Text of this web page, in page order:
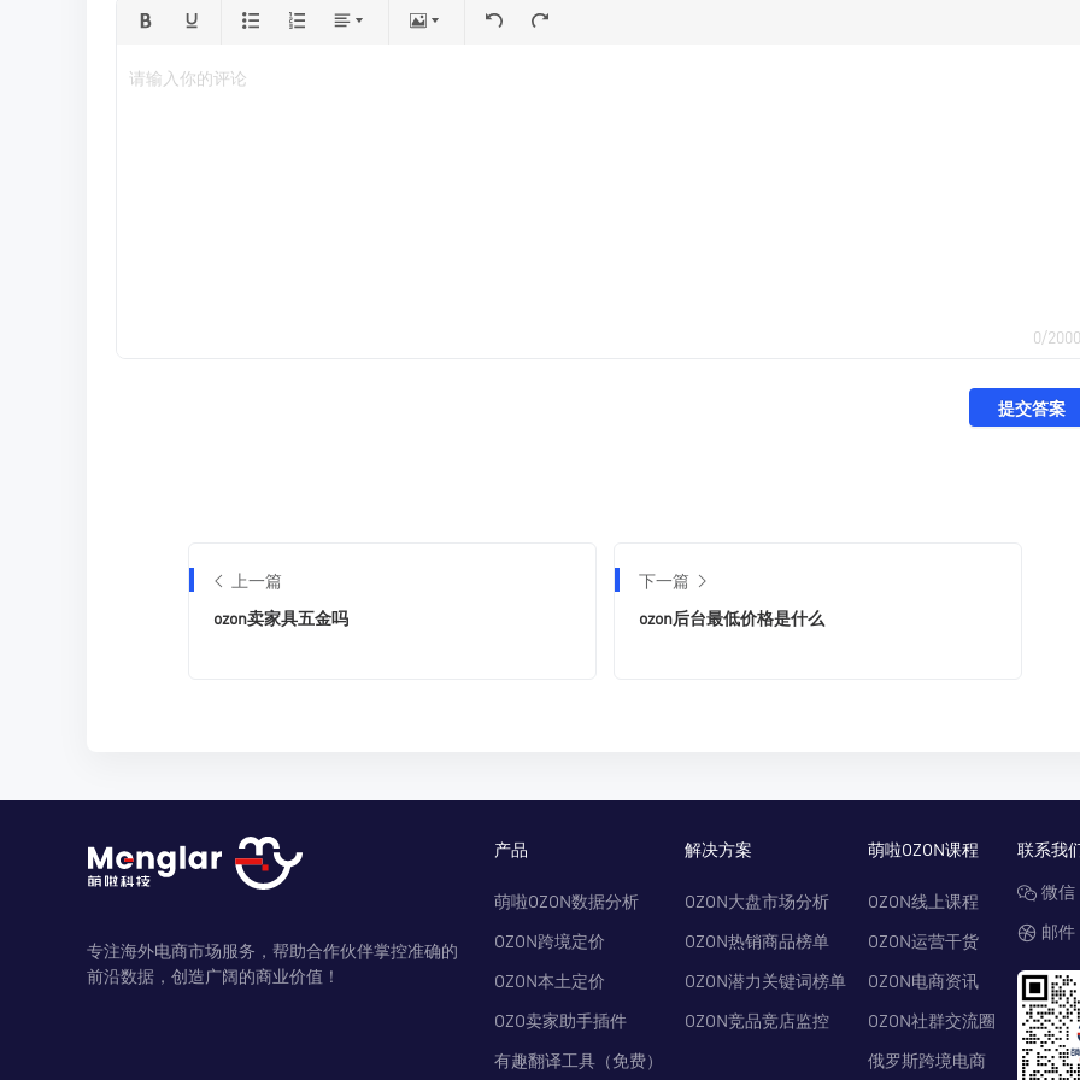
0/2000
请输入你的评论
提交答案
上一篇
ozon卖家具五金吗
下一篇
ozon后台最低价格是什么
专注海外电商市场服务，帮助合作伙伴掌控准确的
前沿数据，创造广阔的商业价值！
产品
萌啦OZON数据分析
OZON跨境定价
OZON本土定价
OZO卖家助手插件
有趣翻译工具（免费）
解决方案
OZON大盘市场分析
OZON热销商品榜单
OZON潜力关键词榜单
OZON竞品竞店监控
萌啦OZON课程
OZON线上课程
OZON运营干货
OZON电商资讯
OZON社群交流圈
俄罗斯跨境电商
联系我
微
邮